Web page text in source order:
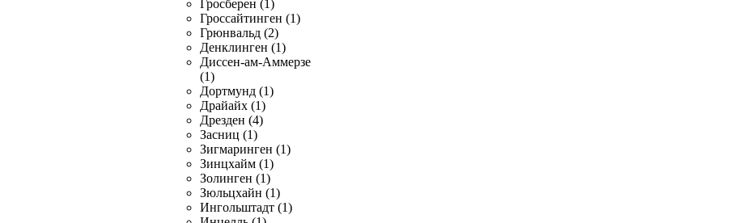
Гросберен (1)
Гроссайтинген (1)
Грюнвальд (2)
Денклинген (1)
Диссен-ам-Аммерзе
(1)
Дортмунд (1)
Драйайх (1)
Дрезден (4)
Засниц (1)
Зигмаринген (1)
Зинцхайм (1)
Золинген (1)
Зюльцхайн (1)
Ингольштадт (1)